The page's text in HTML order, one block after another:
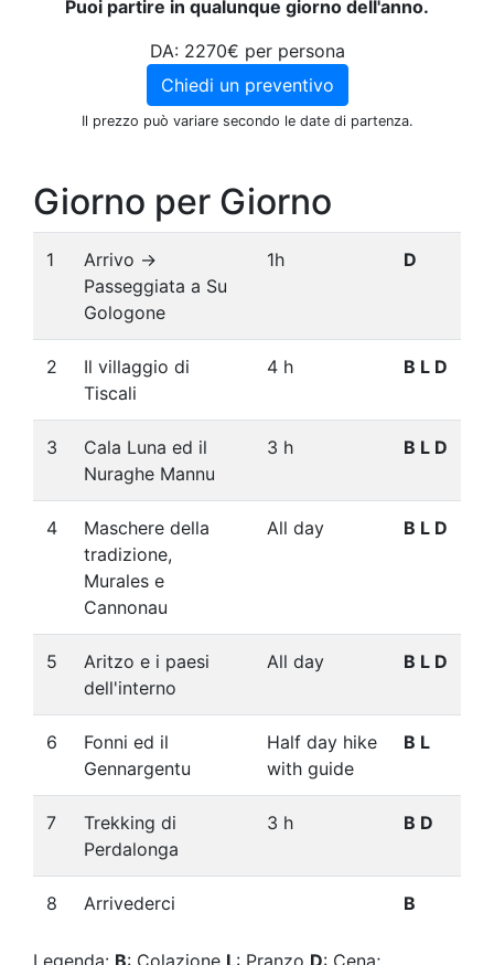
Puoi partire in qualunque giorno dell'anno.
DA: 2270€ per persona
Chiedi un preventivo
Il prezzo può variare secondo le date di partenza.
Giorno per Giorno
1
Arrivo ->
Passeggiata a Su
Gologone
1h D
2
Il villaggio di
Tiscali
4 h B L D
3
Cala Luna ed il
Nuraghe Mannu
3 h B L D
4
Maschere della
tradizione,
Murales e
Cannonau
All day B L D
5
Aritzo e i paesi
dell'interno
All day B L D
6
Fonni ed il
Gennargentu
Half day hike
with guide
B L
7
Trekking di
Perdalonga
3 h B D
8 Arrivederci B